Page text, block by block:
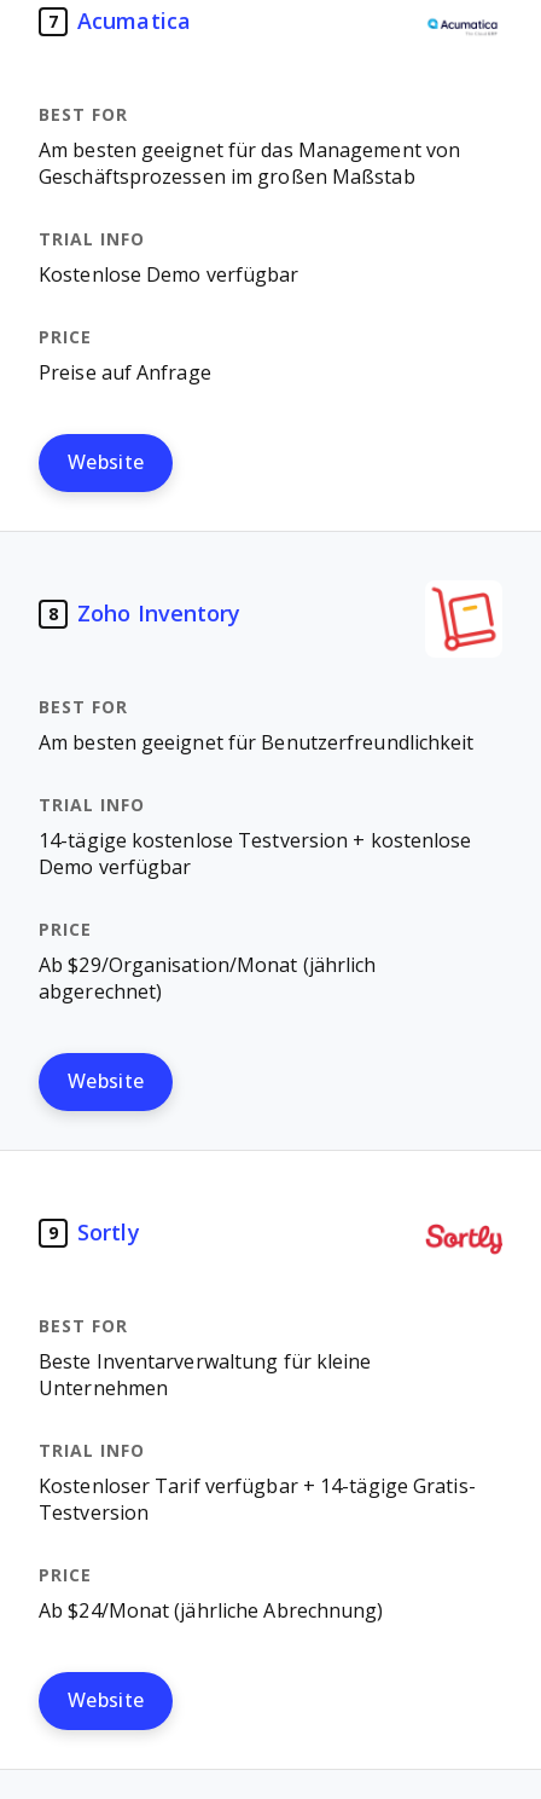
7 Acumatica
Am besten geeignet für das Management von
Geschäftsprozessen im großen Maßstab
Kostenlose Demo verfügbar
Preise auf Anfrage
Website
8 Zoho Inventory
Am besten geeignet für Benutzerfreundlichkeit
14-tägige kostenlose Testversion + kostenlose
Demo verfügbar
Ab $29/Organisation/Monat (jährlich
abgerechnet)
Website
9 Sortly
Beste Inventarverwaltung für kleine
Unternehmen
Kostenloser Tarif verfügbar + 14-tägige Gratis-
Testversion
Ab $24/Monat (jährliche Abrechnung)
Website